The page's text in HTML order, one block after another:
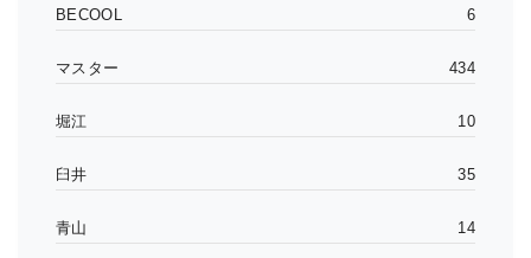
BECOOL 6
マスター 434
堀江 10
臼井 35
青山 14